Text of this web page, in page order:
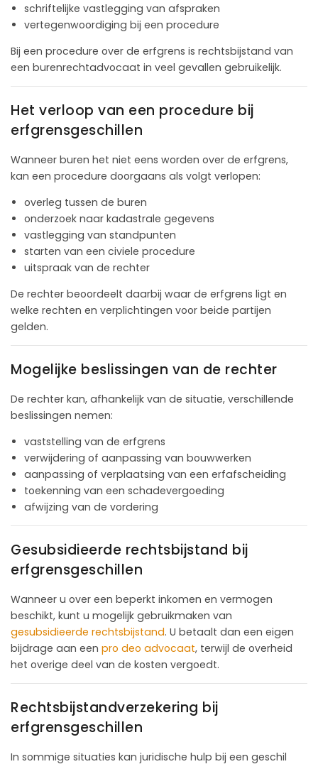
schriftelijke vastlegging van afspraken
vertegenwoordiging bij een procedure
Bij een procedure over de erfgrens is rechtsbijstand van
een burenrechtadvocaat in veel gevallen gebruikelijk.
Het verloop van een procedure bij
erfgrensgeschillen
Wanneer buren het niet eens worden over de erfgrens,
kan een procedure doorgaans als volgt verlopen:
overleg tussen de buren
onderzoek naar kadastrale gegevens
vastlegging van standpunten
starten van een civiele procedure
uitspraak van de rechter
De rechter beoordeelt daarbij waar de erfgrens ligt en
welke rechten en verplichtingen voor beide partijen
gelden.
Mogelijke beslissingen van de rechter
De rechter kan, afhankelijk van de situatie, verschillende
beslissingen nemen:
vaststelling van de erfgrens
verwijdering of aanpassing van bouwwerken
aanpassing of verplaatsing van een erfafscheiding
toekenning van een schadevergoeding
afwijzing van de vordering
Gesubsidieerde rechtsbijstand bij
erfgrensgeschillen
Wanneer u over een beperkt inkomen en vermogen
beschikt, kunt u mogelijk gebruikmaken van
gesubsidieerde rechtsbijstand. U betaalt dan een eigen
bijdrage aan een pro deo advocaat, terwijl de overheid
het overige deel van de kosten vergoedt.
Rechtsbijstandverzekering bij
erfgrensgeschillen
In sommige situaties kan juridische hulp bij een geschil